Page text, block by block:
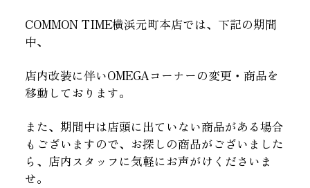
COMMON TIME横浜元町本店では、下記の期間
中、
店内改装に伴いOMEGAコーナーの変更・商品を
移動しております。
また、期間中は店頭に出ていない商品がある場合
もございますので、お探しの商品がございました
ら、店内スタッフに気軽にお声がけくださいま
せ。